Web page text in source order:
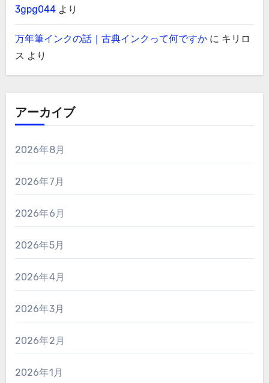
3gpg044より
万年筆インクの話｜古典インクって何ですかに キリロ
ス より
アーカイブ
2026年8月
2026年7月
2026年6月
2026年5月
2026年4月
2026年3月
2026年2月
2026年1月